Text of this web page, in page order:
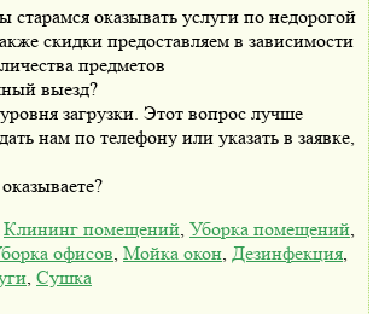
оказывать услуги по недорогой
скидки предоставляем в зависимости
предметов
выезд?
загрузки. Этот вопрос лучше
нам по телефону или указать в заявке,
Клининг помещений, Уборка помещений,
офисов, Мойка окон, Дезинфекция,
, Сушка